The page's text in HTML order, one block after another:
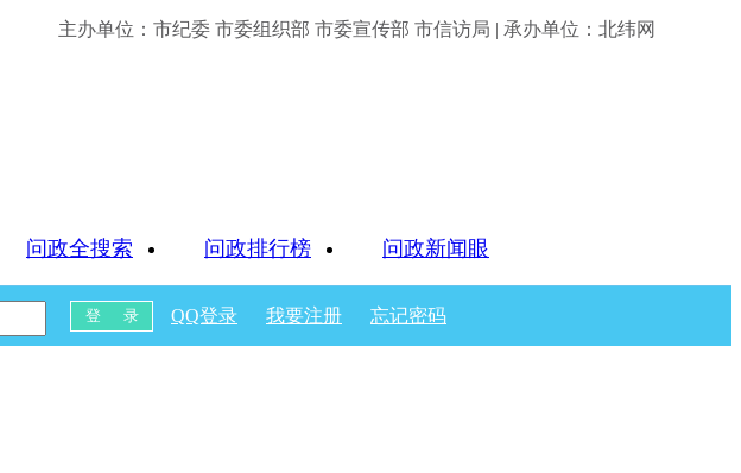
主办单位：市纪委 市委组织部 市委宣传部 市信访局 | 承办单位：北纬网
问政全搜索 问政排行榜 问政新闻眼
QQ登录 我要注册 忘记密码